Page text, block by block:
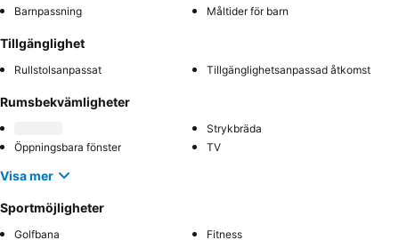
Barnpassning Måltider för barn
Tillgänglighet
Rullstolsanpassat Tillgänglighetsanpassad åtkomst
Rumsbekvämligheter
Strykbräda
Öppningsbara fönster
TV
Visa mer
Sportmöjligheter
Golfbana Fitness